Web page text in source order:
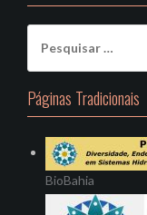
por:
Páginas Tradicionais
BioBahia